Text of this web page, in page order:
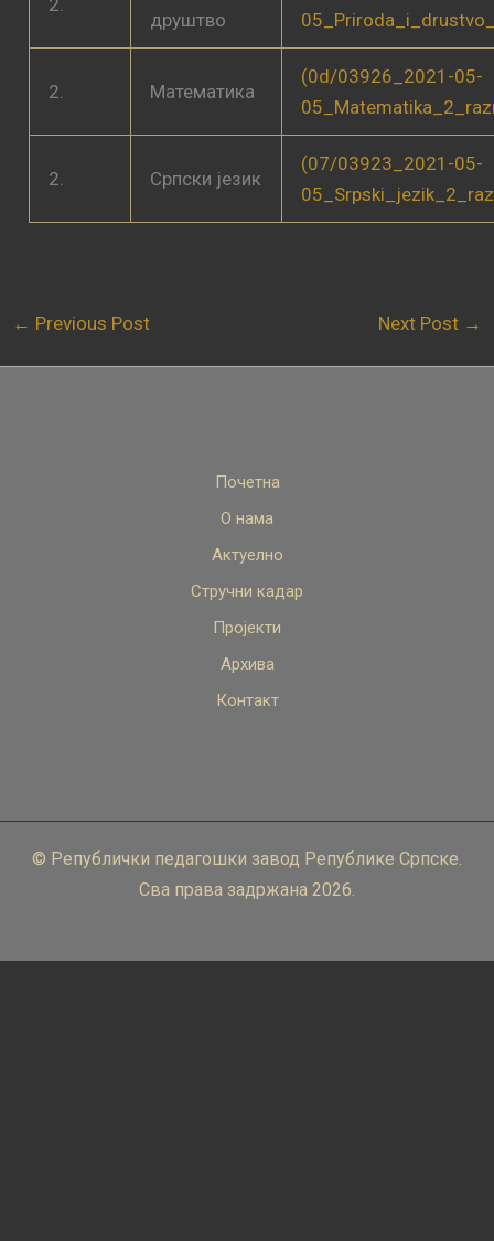
2.
друштво
2. Математика
(0d/03926_2021-05-
2. Српски језик
(07/03923_2021-05-
← Previous Post Next Post →
Почетна
О нама
Актуелно
Стручни кадар
Пројекти
Архива
Контакт
© Републички педагошки завод Републике Српске.
Сва права задржана 2026.